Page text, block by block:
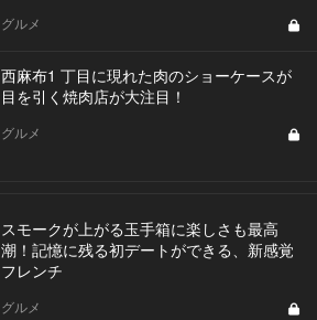
グルメ
西麻布1 丁目に現れた肉のショーケースが
目を引く焼肉店が大注目！
グルメ
スモークが上がる玉手箱に楽しさも最高
潮！記憶に残る初デートができる、新感覚
フレンチ
グルメ